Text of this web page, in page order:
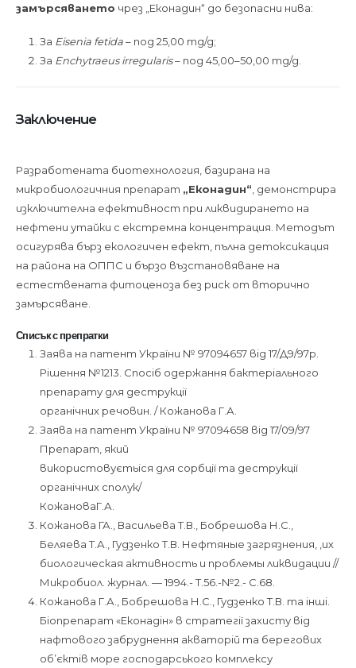
замърсяването чрез „Еконадин“ до безопасни нива:
За Eisenia fetida– под 25,00 mg/g;
За Enchytraeus irregularis– под 45,00–50,00 mg/g.
Заключение
Разработената биотехнология, базирана на
микробиологичния препарат „Еконадин“, демонстрира
изключителна ефективност при ликвидирането на
нефтени утайки с екстремна концентрация. Методът
осигурява бърз екологичен ефект, пълна детоксикация
на района на ОППС и бързо възстановяване на
естествената фитоценоза без риск от вторично
замърсяване.
Списък с препратки
Заява на патент України № 97094657 від 17/Д9/97р.
Рішення №1213. Спосіб одержання бактеріального
препарату для деструкції
органічних речовин. / Кожанова Г.А.
Заява на патент України № 97094658 від 17/09/97
Препарат, який
використовуєтьіся для сорбції та деструкції
органічних сполук/
КожановаГ.А.
Кожанова ГА., Васильева Т.В., Бобрешова Н.С.,
Беляева Т.А., Гудзенко Т.В. Нефтяные загрязнения, ,их
биологическая активность и проблемы ликвидации //
Микробиол. журнал. — 1994.- Т.56.-№2.- С.68.
Кожанова Г.А., Бобрешова Н.С., Гудзенко Т.В. та інші.
Біопрепарат «Еконадін» в стратегії захисту від
нафтового забруднення акваторій та берегових
об’єктів море господарського комплексу